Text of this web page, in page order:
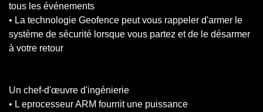
tous les événements
• La technologie Geofence peut vous rappeler d'armer le
système de sécurité lorsque vous partez et de le désarmer
à votre retour
Un chef-d'œuvre d'ingénierie
• L eprocesseur ARM fournit une puissance